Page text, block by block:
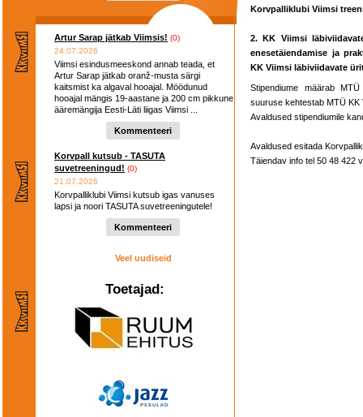
Artur Sarap jätkab Viimsis! (0)
24.07.2026
Viimsi esindusmeeskond annab teada, et
Artur Sarap jätkab oranž-musta särgi
kaitsmist ka algaval hooajal. Möödunud
hooajal mängis 19-aastane ja 200 cm pikkune
ääremängija Eesti-Läti liigas Viimsi ...
Kommenteeri
Korvpall kutsub - TASUTA
suvetreeningud! (0)
21.07.2026
Korvpalliklubi Viimsi kutsub igas vanuses
lapsi ja noori TASUTA suvetreeningutele!
Kommenteeri
Veel uudiseid
Toetajad:
Korvpalliklubi Viimsi
2. KK Viimsi
enesetäiendamise ja
KK Viimsi läbiviidavate
Stipendiume määrab
suuruse kehtestab MTÜ KK
Avaldused stipendiumile
Avaldused esitada
Täiendav info tel 50 48 422